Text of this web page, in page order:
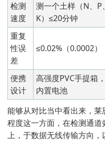
检测
速度
测一个土样（N、P、
K）≤20分钟
重复
性误
差
≤0.02%（0.0002）
便携
设计
高强度PVC手提箱
内置电池
能够从对比当中看出来，
程度这一方面，在检测通
上，于数据无线传输方向